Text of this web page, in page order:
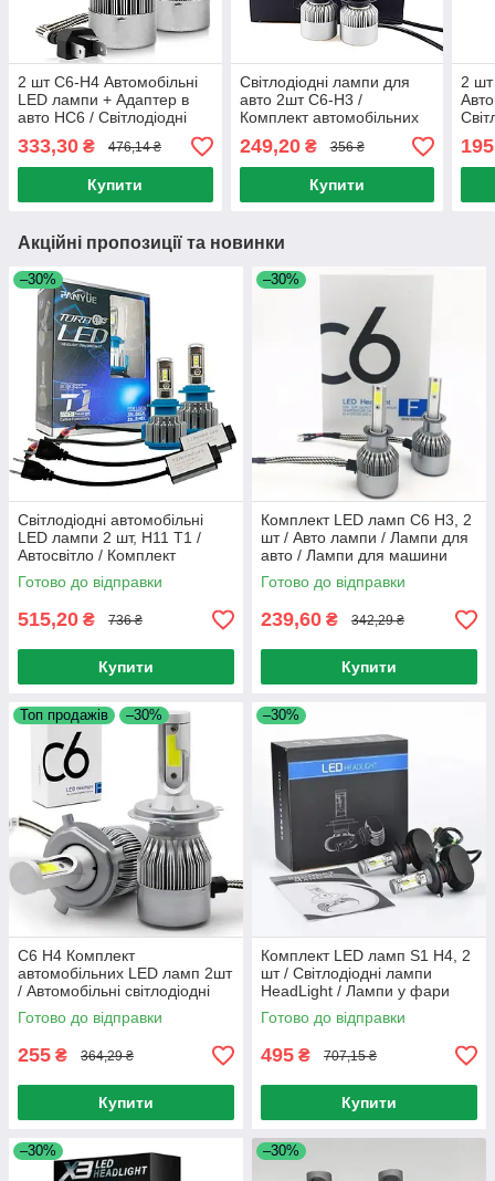
2 шт C6-H4 Автомобільні
LED лампи + Адаптер в
авто HC6 / Світлодіодні
лампи для авто /
Автолампи
333,30 ₴ 476,14 ₴
Купити
Світлодіодні лампи для
авто 2шт C6-H3 /
Комплект автомобільних
ламп / Автолампи
249,20₴ 356 ₴
Купити
2 шт
Акційні пропозиції та новинки
–30%
Світлодіодні автомобільні
LED лампи 2 шт, H11 T1 /
Автосвітло / Комплект
світлодіодних ламп для
автомобіля
Готово до відправки
515,20 ₴ 736 ₴
Купити
–30%
Комплект LED ламп C6 H3, 2
шт / Авто лампи / Лампи для
авто / Лампи для машини
Готово до відправки
239,60 ₴ 342,29 ₴
Купити
Топ продажів –30%
C6 H4 Комплект
автомобільних LED ламп 2шт
/ Автомобільні світлодіодні
лед лампи / Автосвітло /
Лампи для фар
Готово до відправки
255 ₴ 364,29 ₴
Купити
–30%
Комплект LED ламп S1 H4, 2
шт / Світлодіодні лампи
HeadLight / Лампи у фари
Готово до відправки
495 ₴ 707,15 ₴
Купити
–30% –30%